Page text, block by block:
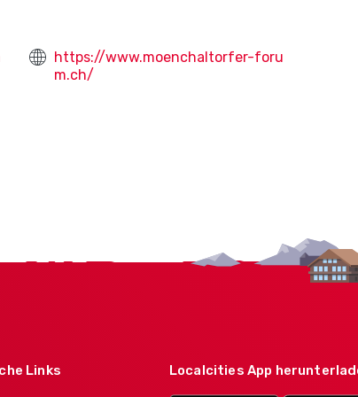
https://www.moenchaltorfer-foru
m.ch/
Links Localcities App